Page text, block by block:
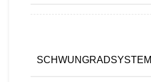
SCHWUNGRADSYSTEM